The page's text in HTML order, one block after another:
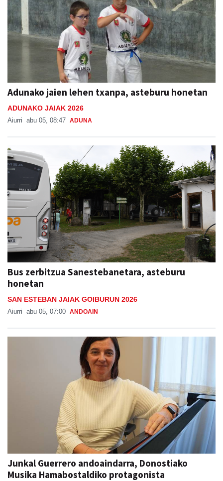
Adunako jaien lehen txanpa, asteburu honetan
ADUNAKO JAIAK 2026
Aiurri abu 05, 08:47 ADUNA
Bus zerbitzua Sanestebanetara, asteburu
honetan
SAN ESTEBAN JAIAK GOIBURUN 2026
Aiurri abu 05, 07:00 ANDOAIN
Junkal Guerrero andoaindarra, Donostiako
Musika Hamabostaldiko protagonista